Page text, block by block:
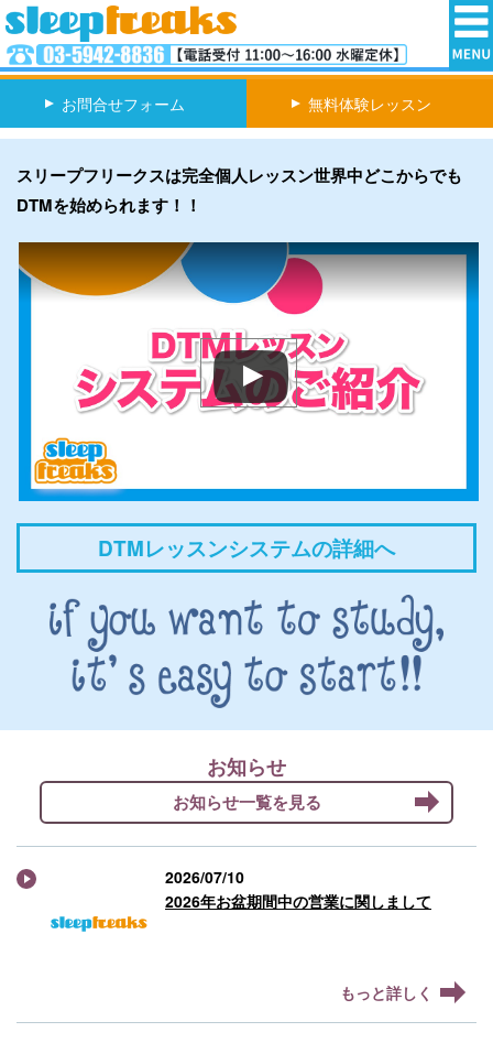
お問合せフォーム 無料体験レッスン
スリープフリークスは完全個人レッスン世界中どこからでも
DTMを始められます！！
DTMレッスンシステムの詳細へ
お知らせ
お知らせ一覧を見る
2026/07/10
2026年お盆期間中の営業に関しまして
もっと詳しく